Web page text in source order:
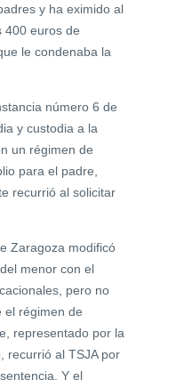
y ha eximido al
400 euros de
le condenaba la
número 6 de
y custodia a la
un régimen de
para el padre,
recurrió al solicitar
Zaragoza modificó
menor con el
pero no
el régimen de
representado por la
recurrió al TSJA por
Y el